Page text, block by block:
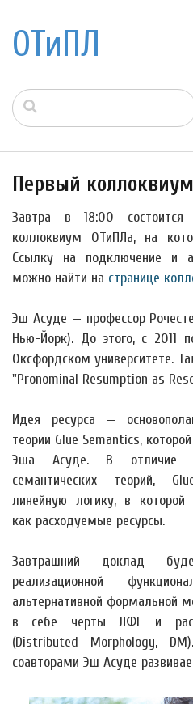
ОТиПЛ
Первый
Завтра в 18:00
коллоквиум ОТиПЛа, на
Ссылку на подключение и
можно найти на странице
Эш Асуде — профессор
Нью-Йорк). До этого, с 2011
Оксфордском университете.
"Pronominal Resumption as
Идея ресурса —
теории Glue Semantics,
Эша Асуде. В отличие
семантических теорий,
линейную логику, в которой
как расходуемые ресурсы.
Завтрашний доклад
реализационной
альтернативной формальной
в себе черты ЛФГ и
(Distributed Morphology,
соавторами Эш Асуде